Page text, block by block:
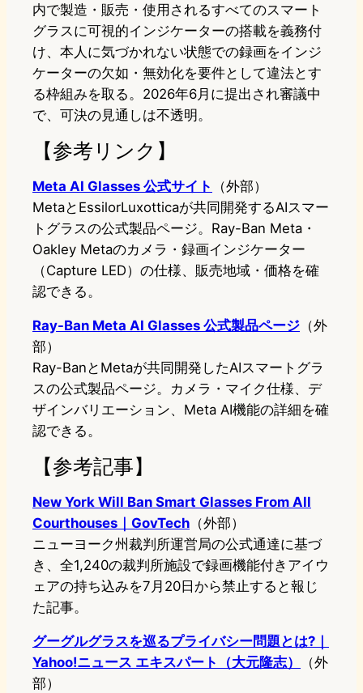
内で製造・販売・使用されるすべてのスマート
グラスに可視的インジケーターの搭載を義務付
け、本人に気づかれない状態での録画をインジ
ケーターの欠如・無効化を要件として違法とす
る枠組みを取る。2026年6月に提出され審議中
で、可決の見通しは不透明。
【参考リンク】
Meta AI Glasses 公式サイト
（外部）
MetaとEssilorLuxotticaが共同開発するAIスマー
トグラスの公式製品ページ。Ray-Ban Meta・
Oakley Metaのカメラ・録画インジケーター
（Capture LED）の仕様、販売地域・価格を確
認できる。
Ray-Ban Meta AI Glasses 公式製品ページ （外
部）
Ray-BanとMetaが共同開発したAIスマートグラ
スの公式製品ページ。カメラ・マイク仕様、デ
ザインバリエーション、Meta AI機能の詳細を確
認できる。
【参考記事】
New York Will Ban Smart Glasses From All
Courthouses｜GovTech （外部）
ニューヨーク州裁判所運営局の公式通達に基づ
き、全1,240の裁判所施設で録画機能付きアイウ
ェアの持ち込みを7月20日から禁止すると報じ
た記事。
グーグルグラスを巡るプライバシー問題とは?｜
Yahoo!ニュース エキスパート（大元隆志）
（外
部）